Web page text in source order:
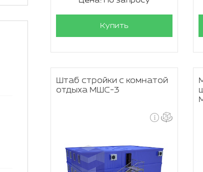
Купить
Штаб стройки с комнатой
отдыха МШС-3